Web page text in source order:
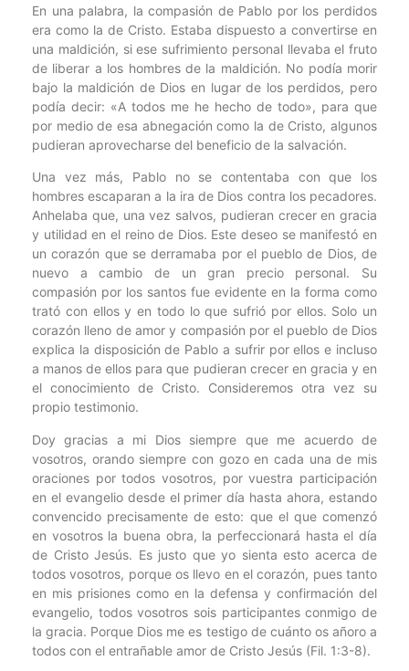
En una palabra, la compasión de Pablo por los perdidos
era como la de Cristo. Estaba dispuesto a convertirse en
una maldición, si ese sufrimiento personal llevaba el fruto
de liberar a los hombres de la maldición. No podía morir
bajo la maldición de Dios en lugar de los perdidos, pero
podía decir: «A todos me he hecho de todo», para que
por medio de esa abnegación como la de Cristo, algunos
pudieran aprovecharse del beneficio de la salvación.
Una vez más, Pablo no se contentaba con que los
hombres escaparan a la ira de Dios contra los pecadores.
Anhelaba que, una vez salvos, pudieran crecer en gracia
y utilidad en el reino de Dios. Este deseo se manifestó en
un corazón que se derramaba por el pueblo de Dios, de
nuevo a cambio de un gran precio personal. Su
compasión por los santos fue evidente en la forma como
trató con ellos y en todo lo que sufrió por ellos. Solo un
corazón lleno de amor y compasión por el pueblo de Dios
explica la disposición de Pablo a sufrir por ellos e incluso
a manos de ellos para que pudieran crecer en gracia y en
el conocimiento de Cristo. Consideremos otra vez su
propio testimonio.
Doy gracias a mi Dios siempre que me acuerdo de
vosotros, orando siempre con gozo en cada una de mis
oraciones por todos vosotros, por vuestra participación
en el evangelio desde el primer día hasta ahora, estando
convencido precisamente de esto: que el que comenzó
en vosotros la buena obra, la perfeccionará hasta el día
de Cristo Jesús. Es justo que yo sienta esto acerca de
todos vosotros, porque os llevo en el corazón, pues tanto
en mis prisiones como en la defensa y confirmación del
evangelio, todos vosotros sois participantes conmigo de
la gracia. Porque Dios me es testigo de cuánto os añoro a
todos con el entrañable amor de Cristo Jesús (Fil. 1:3-8).